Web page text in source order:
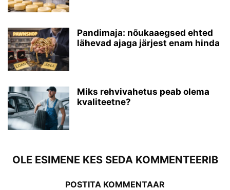
Pandimaja: nõukaaegsed ehted
lähevad ajaga järjest enam hinda
Miks rehvivahetus peab olema
kvaliteetne?
OLE ESIMENE KES SEDA KOMMENTEERIB
POSTITA KOMMENTAAR